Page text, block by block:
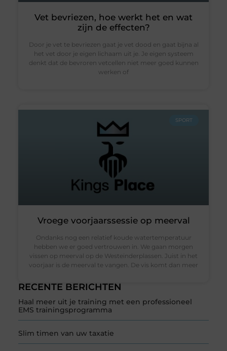
RECENTE BERICHTEN
Haal meer uit je training met een professioneel
EMS trainingsprogramma
Slim timen van uw taxatie
Vet bevriezen, hoe werkt het en wat
zijn de effecten?
Door je vet te bevriezen gaat je vet dood en gaat bijna al
het vet door je eigen lichaam uit je. Je eigen systeem
denkt dat de bevroren vetcellen niet meer goed kunnen
werken of
SPORT
Vroege voorjaarssessie op meerval
Ondanks nog een relatief koude watertemperatuur
hebben we er goed vertrouwen in. We gaan morgen
vissen op meerval op de Westeinderplassen. Juist in het
voorjaar is de meerval te vangen. De vis komt dan meer